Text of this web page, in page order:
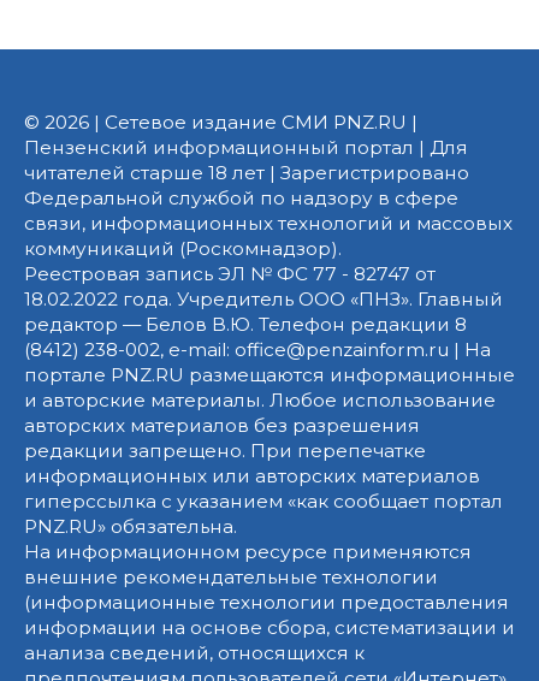
© 2026 | Сетевое издание СМИ PNZ.RU |
Пензенский информационный портал | Для
читателей старше 18 лет | Зарегистрировано
Федеральной службой по надзору в сфере
связи, информационных технологий и массовых
коммуникаций (Роскомнадзор).
Реестровая запись ЭЛ № ФС 77 - 82747 от
18.02.2022 года. Учредитель ООО «ПНЗ». Главный
редактор — Белов В.Ю. Телефон редакции 8
(8412) 238-002, e-mail: office@penzainform.ru | На
портале PNZ.RU размещаются информационные
и авторские материалы. Любое использование
авторских материалов без разрешения
редакции запрещено. При перепечатке
информационных или авторских материалов
гиперссылка с указанием «как сообщает портал
PNZ.RU» обязательна.
На информационном ресурсе применяются
внешние рекомендательные технологии
(информационные технологии предоставления
информации на основе сбора, систематизации и
анализа сведений, относящихся к